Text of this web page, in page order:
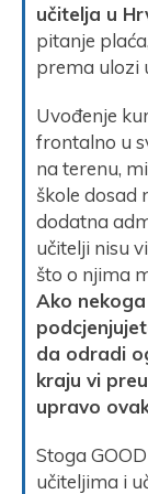
učitelja u
pitanje
prema ulozi
Uvođenje
frontalno u
na terenu,
škole dosad
dodatna
učitelji nisu
što o njima
Ako
da odradi
kraju vi
upravo
Stoga
učiteljima i